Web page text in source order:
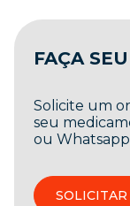
FAÇA
Solicite um
seu
ou